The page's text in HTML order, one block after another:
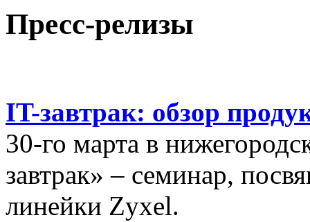
Пресс-релизы
IT-завтрак: обзор
30-го марта в
завтрак» – семинар,
линейки Zyxel.